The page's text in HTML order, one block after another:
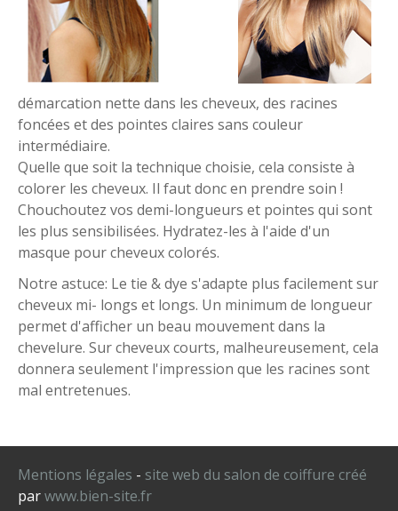
démarcation nette dans les cheveux, des racines
foncées et des pointes claires sans couleur
intermédiaire.
Quelle que soit la technique choisie, cela consiste à
colorer les cheveux. Il faut donc en prendre soin !
Chouchoutez vos demi-longueurs et pointes qui sont
les plus sensibilisées. Hydratez-les à l'aide d'un
masque pour cheveux colorés.
Notre astuce: Le tie & dye s'adapte plus facilement sur
cheveux mi- longs et longs. Un minimum de longueur
permet d'afficher un beau mouvement dans la
chevelure. Sur cheveux courts, malheureusement, cela
donnera seulement l'impression que les racines sont
mal entretenues.
Mentions légales - site web du salon de coiffure créé
parwww.bien-site.fr